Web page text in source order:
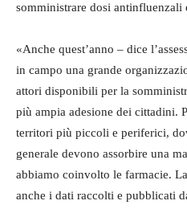
somministrare dosi antinfluenzali
«Anche quest’anno – dice
in campo una grande
attori disponibili per la
più ampia adesione dei cittadini.
territori più piccoli e periferici,
generale devono assorbire una
abbiamo coinvolto le farmacie.
anche i dati raccolti e pubblicati